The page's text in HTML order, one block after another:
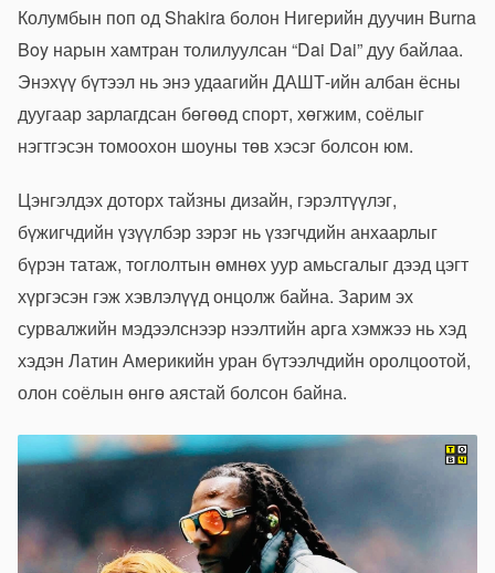
Колумбын поп од Shakira болон Нигерийн дуучин Burna
Boy нарын хамтран толилуулсан “Dai Dai” дуу байлаа.
Энэхүү бүтээл нь энэ удаагийн ДАШТ-ийн албан ёсны
дуугаар зарлагдсан бөгөөд спорт, хөгжим, соёлыг
нэгтгэсэн томоохон шоуны төв хэсэг болсон юм.
Цэнгэлдэх доторх тайзны дизайн, гэрэлтүүлэг,
бүжигчдийн үзүүлбэр зэрэг нь үзэгчдийн анхаарлыг
бүрэн татаж, тоглолтын өмнөх уур амьсгалыг дээд цэгт
хүргэсэн гэж хэвлэлүүд онцолж байна. Зарим эх
сурвалжийн мэдээлснээр нээлтийн арга хэмжээ нь хэд
хэдэн Латин Америкийн уран бүтээлчдийн оролцоотой,
олон соёлын өнгө аястай болсон байна.